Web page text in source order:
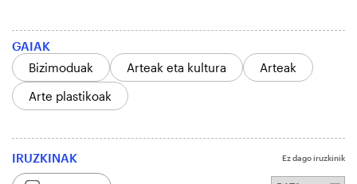
GAIAK
Bizimoduak
Arteak eta kultura
Arteak
Arte plastikoak
IRUZKINAK Ez dago iruzkinik